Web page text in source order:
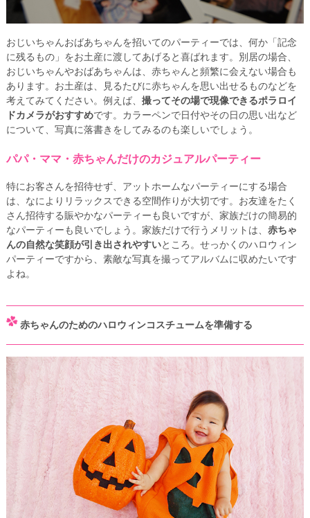
おじいちゃんおばあちゃんを招いてのパーティーでは、何か「記念
に残るもの」をお土産に渡してあげると喜ばれます。別居の場合、
おじいちゃんやおばあちゃんは、赤ちゃんと頻繁に会えない場合も
あります。お土産は、見るたびに赤ちゃんを思い出せるものなどを
考えてみてください。例えば、 撮ってその場で現像できるポラロイ
ドカメラがおすすめです。カラーペンで日付やその日の思い出など
について、写真に落書きをしてみるのも楽しいでしょう。
パパ・ママ・赤ちゃんだけのカジュアルパーティー
特にお客さんを招待せず、アットホームなパーティーにする場合
は、なによりリラックスできる空間作りが大切です。お友達をたく
さん招待する賑やかなパーティーも良いですが、家族だけの簡易的
なパーティーも良いでしょう。家族だけで行うメリットは、 赤ちゃ
んの自然な笑顔が引き出されやすいところ。せっかくのハロウィン
パーティーですから、素敵な写真を撮ってアルバムに収めたいです
よね。
赤ちゃんのためのハロウィンコスチュームを準備する